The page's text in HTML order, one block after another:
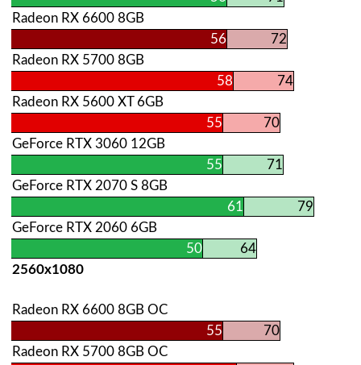
Radeon RX 6600 8GB
56
72
Radeon RX 5700 8GB
58
74
Radeon RX 5600 XT 6GB
55
70
GeForce RTX 3060 12GB
55
71
GeForce RTX 2070 S 8GB
61
79
GeForce RTX 2060 6GB
50
64
2560х1080
Radeon RX 6600 8GB OC
55
70
Radeon RX 5700 8GB OC